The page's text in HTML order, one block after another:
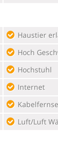
Haustier
Hoch
Hochstuhl
Internet
Luft/Luft